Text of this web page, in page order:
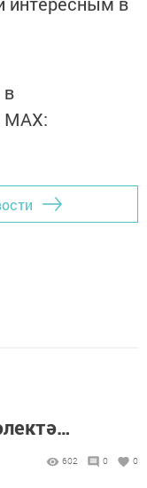
в
MАХ:
602 0 0